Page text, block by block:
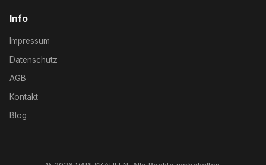
Info
Impressum
Datenschutz
AGB
Kontakt
Blog